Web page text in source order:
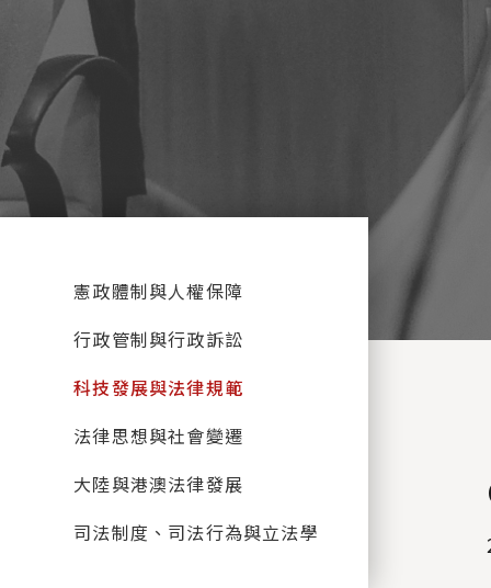
憲政體制與人權保障
行政管制與行政訴訟
科技發展與法律規範
法律思想與社會變遷
大陸與港澳法律發展
司法制度、司法行為與立法學